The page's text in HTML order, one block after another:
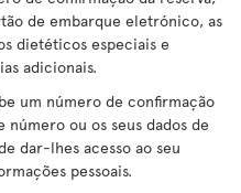
de embarque eletrónico, as
dietéticos especiais e
adicionais.
um número de confirmação
ou os seus dados de
dar-lhes acesso ao seu
pessoais.